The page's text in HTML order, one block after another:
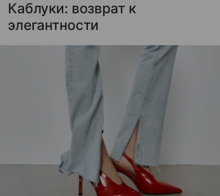
Каблуки: возврат к
элегантности